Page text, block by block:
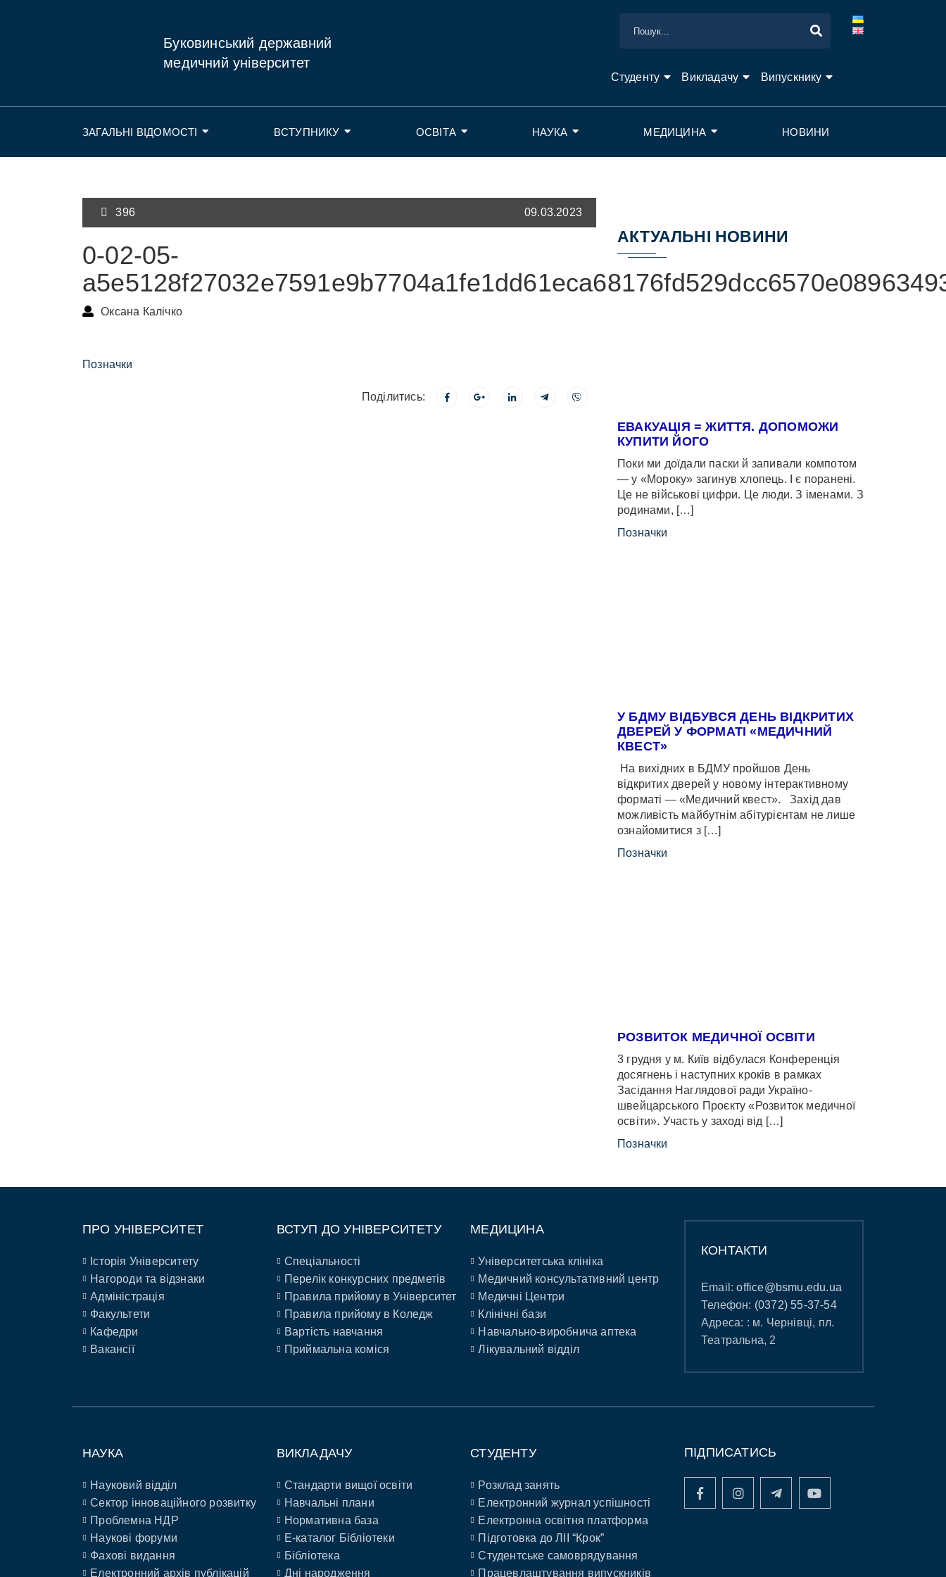
Буковинський державний
медичний університет
Студенту Викладачу Випускнику
ЗАГАЛЬНІ ВІДОМОСТІ ВСТУПНИКУ ОСВІТА НАУКА МЕДИЦИНА НОВИНИ
396 09.03.2023
0-02-05-
Оксана Калічко
Позначки
Поділитись:
АКТУАЛЬНІ НОВИНИ
ЕВАКУАЦІЯ = ЖИТТЯ. ДОПОМОЖИ
КУПИТИ ЙОГО
Поки ми доїдали паски й запивали компотом
— у «Мороку» загинув хлопець. І є поранені.
Це не військові цифри. Це люди. З іменами. З
родинами, […]
Позначки
У БДМУ ВІДБУВСЯ ДЕНЬ ВІДКРИТИХ
ДВЕРЕЙ У ФОРМАТІ «МЕДИЧНИЙ
КВЕСТ»
На вихідних в БДМУ пройшов День
відкритих дверей у новому інтерактивному
форматі — «Медичний квест». Захід дав
можливість майбутнім абітурієнтам не лише
ознайомитися з […]
Позначки
РОЗВИТОК МЕДИЧНОЇ ОСВІТИ
3 грудня у м. Київ відбулася Конференція
досягнень і наступних кроків в рамках
Засідання Наглядової ради Україно-
швейцарського Проєкту «Розвиток медичної
освіти». Участь у заході від […]
Позначки
ПРО УНІВЕРСИТЕТ
Історія Університету
Нагороди та відзнаки
Адміністрація
Факультети
Кафедри
Вакансії
ВСТУП ДО УНІВЕРСИТЕТУ
Спеціальності
Перелік конкурсних предметів
Правила прийому в Університет
Правила прийому в Коледж
Вартість навчання
Приймальна коміся
МЕДИЦИНА
Університетська клініка
Медичний консультативний центр
Медичні Центри
Клінічні бази
Навчально-виробнича аптека
Лікувальний відділ
КОНТАКТИ
Email:office@bsmu.edu.ua
Телефон: (0372) 55-37-54
Адреса: : м. Чернівці, пл.
Театральна, 2
НАУКА
Науковий відділ
Сектор інноваційного розвитку
Проблемна НДР
Наукові форуми
Фахові видання
Електронний архів публікацій
ВИКЛАДАЧУ
Стандарти вищої освіти
Навчальні плани
Нормативна база
E-каталог Бібліотеки
Бібліотека
Дні народження
СТУДЕНТУ
Розклад занять
Електронний журнал успішності
Електронна освітня платформа
Підготовка до ЛІІ “Крок”
Студентське самоврядування
Працевлаштування випускників
ПІДПИСАТИСЬ